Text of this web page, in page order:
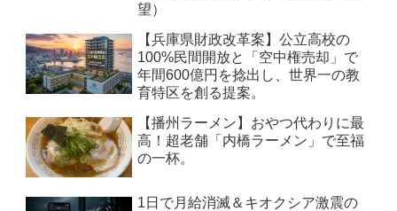
望）
【兵庫県財政改革案】公立高校の
100%民間開放と「空中権売却」で
年間600億円を捻出し、世界一の教
育特区を創る提案。
【播州ラーメン】おやつ代わりに最
高！超老舗「内橋ラーメン」で至福
の一杯。
1日で月給消滅＆キオクシア激震の